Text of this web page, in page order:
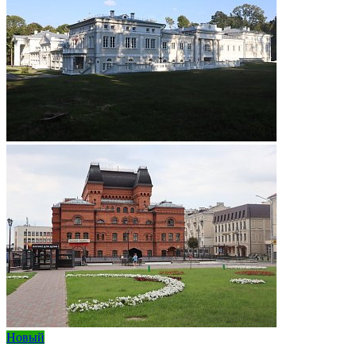
Новый